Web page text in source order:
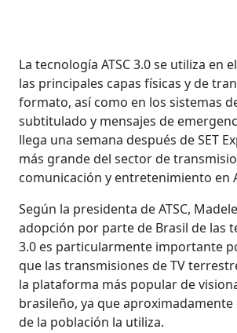
La tecnología ATSC 3.0 se utiliza en
las principales capas físicas y de
formato, así como en los sistemas
subtitulado y mensajes de
llega una semana después de SET
más grande del sector de
comunicación y entretenimiento en
Según la presidenta de ATSC,
adopción por parte de Brasil de las
3.0 es particularmente importante
que las transmisiones de TV
la plataforma más popular de
brasileño, ya que
de la población la utiliza.